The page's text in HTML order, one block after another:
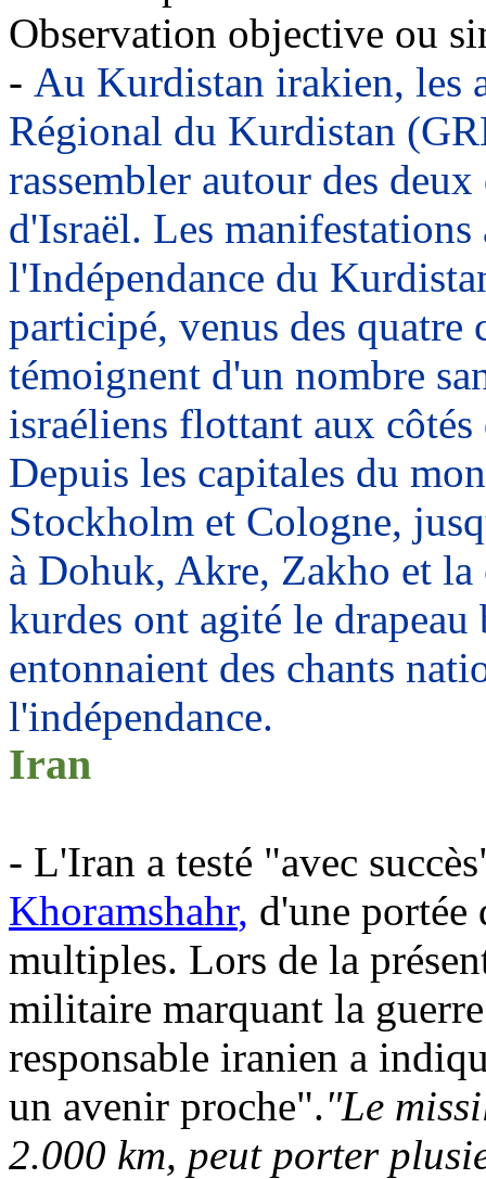
Observation objective ou
- Au Kurdistan irakien, les
Régional du Kurdistan
rassembler autour des
d'Israël. Les
l'Indépendance du
participé, venus des
témoignent d'un nombre
israéliens flottant aux
Depuis les capitales du
Stockholm et Cologne,
à Dohuk, Akre, Zakho et
kurdes ont agité le
entonnaient des chants
l'indépendance.
Iran
- L'Iran a testé "avec
Khoramshahr, d'une portée
multiples. Lors de la
militaire marquant la
responsable iranien a
un avenir proche"."Le
2.000 km, peut porter